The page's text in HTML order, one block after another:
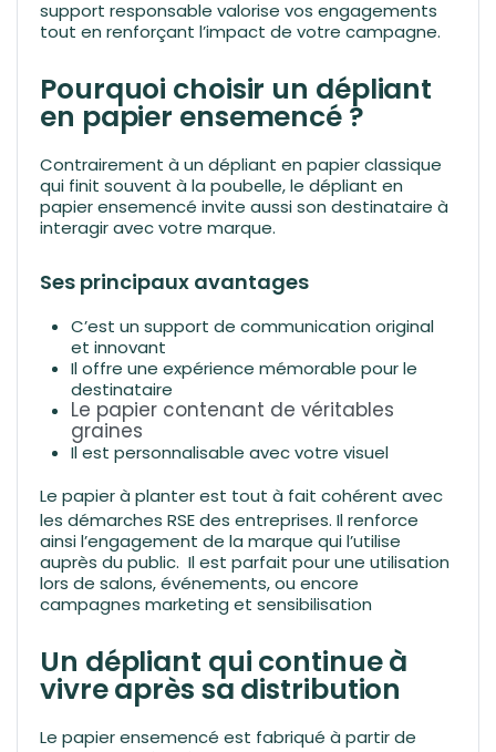
support responsable valorise vos engagements
tout en renforçant l’impact de votre campagne.
Pourquoi choisir un dépliant
en papier ensemencé ?
Contrairement à un dépliant en papier classique
qui finit souvent à la poubelle, le dépliant en
papier ensemencé invite aussi son destinataire à
interagir avec votre marque.
Ses principaux avantages
C’est un support de communication original
et innovant
Il offre une expérience mémorable pour le
destinataire
Le papier contenant de véritables
graines
Il est personnalisable avec votre visuel
Le papier à planterest tout à fait cohérent avec
les démarches RSE des entreprises. Il renforce
ainsi l’engagement de la marque qui l’utilise
auprès du public. Il est parfait pour une utilisation
lors de salons, événements, ou encore
campagnes marketing et sensibilisation
Un dépliant qui continue à
vivre après sa distribution
Le papier ensemencé est fabriqué à partir de